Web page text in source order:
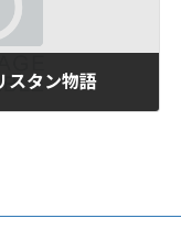
スタン物語